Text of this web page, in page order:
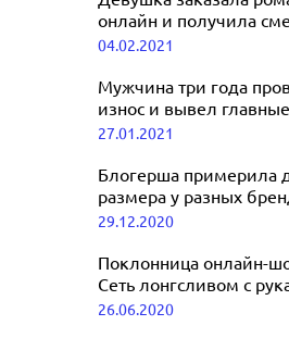
онлайн и получила
Хэллоуин
04.02.2021
Мужчина три года
износ и вывел
27.01.2021
Блогерша примерила
размера у разных
ошеломлена
29.12.2020
Поклонница онлайн-
Сеть лонгсливом с
«Зато удобно смотреть
26.06.2020